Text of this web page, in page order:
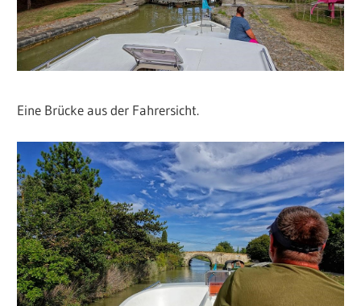
Eine Brücke aus der Fahrersicht.